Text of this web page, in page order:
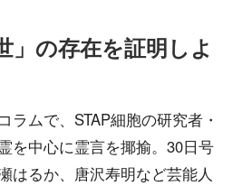
」の存在を証明しよ
ラムで、STAP細胞の研究者・
を中心に霊言を揶揄。30日号
はるか、唐沢寿明など芸能人